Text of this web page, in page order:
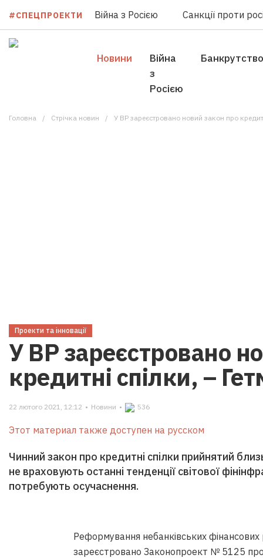
#СПЕЦПРОЕКТИ Війна з Росією Санкції проти
Новини
Війна
з
Росією
Банкрутство
Головна Стрічка новин У ВР зареєстровано новий закон про
Проекти та інновації
У ВР зареєстровано
кредитні спілки, –
22 лютого 2021, 12:12 • Новини • 536
Этот материал также доступен на русском
Чинний закон про кредитні спілки прийнятий
не враховують останні тенденції світової
потребують осучаснення.
Реформування небанківських
зареєстровано Законопроект № 5125 про